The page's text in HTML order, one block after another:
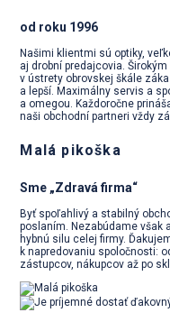
od roku 1996
Našimi klientmi sú optiky,
aj drobní predajcovia.
v ústrety obrovskej škále
a lepší. Maximálny servis a
a omegou. Každoročne
naši obchodní partneri vždy
Malá pikoška
Sme „Zdravá firma“
Byť spoľahlivý a stabilný
poslaním. Nezabúdame však
hybnú silu celej firmy.
k napredovaniu spoločnosti:
zástupcov, nákupcov až po